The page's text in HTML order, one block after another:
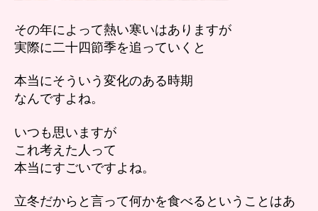
その年によって熱い寒いはありますが
実際に二十四節季を追っていくと
本当にそういう変化のある時期
なんですよね。
いつも思いますが
これ考えた人って
本当にすごいですよね。
立冬だからと言って何かを食べるということはあ